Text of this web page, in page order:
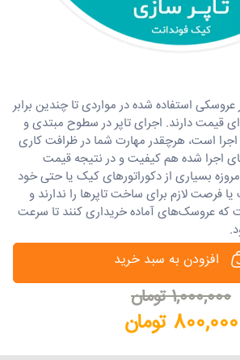
استفاده شده در مواردی تا چندین برابر
قیمت دارند. اجرای تاپر در سطوح مبتدی و
اجرا است، هرچقدر مهارت شما در ظرافت کاری
اجرا شده هم کیفیت و در نتیجه قیمت
بسیاری از دکوراتورهای کیک یا حتی خود
یا فرصت لازم برای ساخت تاپرها را ندارند و
عروسک‌های آماده خریداری کنند تا سرعت
افزودن به سبد خرید
1,000,000 تومان
800,000 تومان